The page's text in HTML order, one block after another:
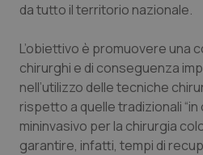
Emilia-Romagna
Friuli Venezia Giulia
Lazio
Liguria
Colesterolo &
Dermatite Atopica
Diabete & glucometri
Disturbi dell’umore
da tutto il territorio nazionale.
L’obiettivo è promuovere una
chirurghi e di conseguenza
nell’utilizzo delle tecniche
rispetto a quelle tradizionali “in
mininvasivo per la chirurgia
garantire, infatti, tempi di